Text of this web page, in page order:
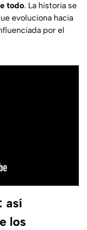
todo. La historia se
evoluciona hacia
por el
así
los